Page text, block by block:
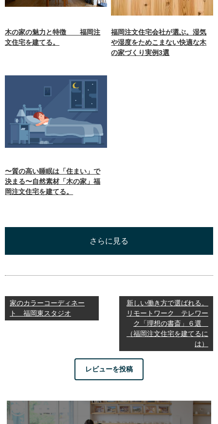
木の家の魅力と特徴 福岡注
文住宅を建てる。
福岡注文住宅会社が選ぶ。湿気
や湿度をためこまない快適な木
の家づくり実例3選
〜質の高い睡眠は「住まい」で
決まる〜自然素材「木の家」福
岡注文住宅を建てる。
さらに見る
家のカラーコーディネー
ト 福岡東スタジオ
新しい働き方で選ばれる。
リモートワーク テレワー
ク「理想の書斎」６選
（福岡注文住宅を建てるに
は）
レビューを投稿